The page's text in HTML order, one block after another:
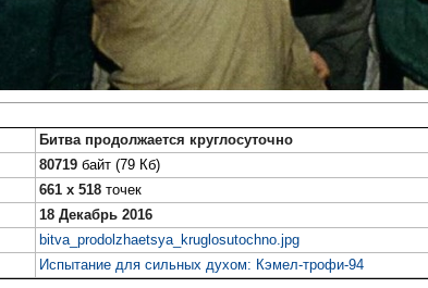
Битва продолжается круглосуточно
80719 байт (79 Кб)
661 x 518 точек
18 Декабрь 2016
bitva_prodolzhaetsya_kruglosutochno.jpg
Испытание для сильных духом: Кэмел-трофи-94